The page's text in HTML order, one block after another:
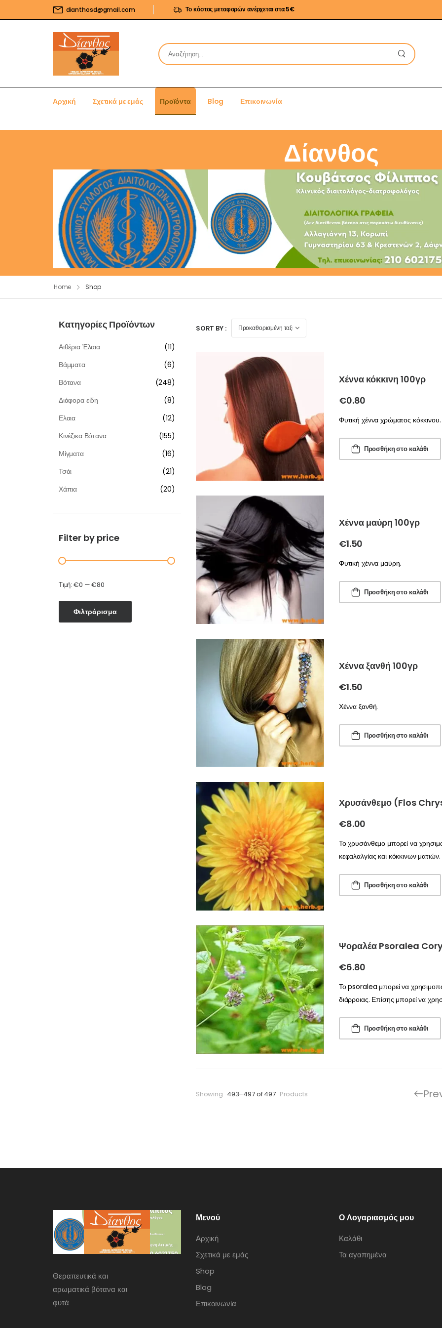
dianthosd@gmail.com Το κόστος μεταφορών ανέρχεται στα 5€
Αρχική Σχετικά με εμάς Προϊόντα Blog Επικοινωνία
Δίανθος
Home Shop
Κατηγορίες Προϊόντων
Αιθέρια Έλαια
11
Βάμματα
6
Βότανα
248
Διάφορα είδη
8
Ελαια
12
Κινέζικα Βότανα
155
Μίγματα
16
Τσάι
21
Χάπια
20
Filter by price
Φιλτράρισμα
Τιμή:€0 —€80
SORT BY :
Χέννα κόκκινη 100γρ
€0.80
Φυτική χέννα χρώματος κόκκινου.
Προσθήκη στο καλάθι
Χέννα μαύρη 100γρ
€1.50
Φυτική χέννα μαύρη.
Προσθήκη στο καλάθι
Χέννα ξανθή 100γρ
€1.50
Χέννα ξανθή.
Προσθήκη στο καλάθι
Χρυσάνθεμο (Flos
€8.00
Το χρυσάνθεμο μπορεί να
κεφαλαλγίας και κόκκινων
Προσθήκη στο καλάθι
Ψοραλέα Psoralea
€6.80
Το psoralea μπορεί να
διάρροιας. Επίσης μπορεί να
Προσθήκη στο καλάθι
Showing 493–497 of 497 Products
Θεραπευτικά και
αρωματικά βότανα και
φυτά
Μενού
Αρχική
Σχετικά με εμάς
Shop
Blog
Επικοινωνία
Ο Λογαριασμός μου
Καλάθι
Τα αγαπημένα